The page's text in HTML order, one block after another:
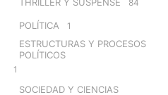
84
POLÍTICA 1
ESTRUCTURAS Y PROCESOS
POLÍTICOS
1
SOCIEDAD Y CIENCIAS